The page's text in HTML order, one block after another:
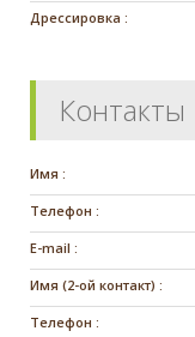
Дрессировка :
Контакты
Имя :
Телефон :
E-mail :
Имя (2-ой контакт) :
Телефон :